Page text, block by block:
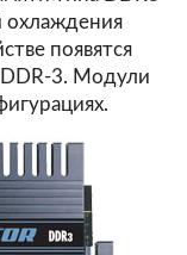
охлаждения
появятся
DDR-3. Модули